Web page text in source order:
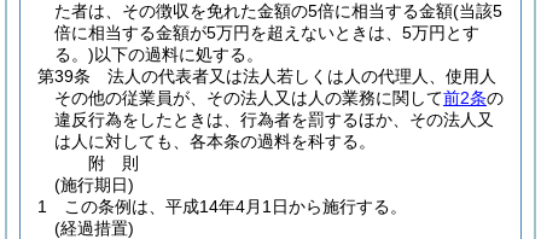
た者は、その徴収を免れた金額の5倍に相当する金額(当該5
倍に相当する金額が5万円を超えないときは、5万円とす
る。)以下の過料に処する。
第39条
法人の代表者又は法人若しくは人の代理人、使用人
その他の従業員が、その法人又は人の業務に関して前2条の
違反行為をしたときは、行為者を罰するほか、その法人又
は人に対しても、各本条の過料を科する。
附 則
(施行期日)
1
この条例は、平成14年4月1日から施行する。
(経過措置)